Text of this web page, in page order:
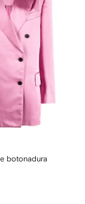
botonadura